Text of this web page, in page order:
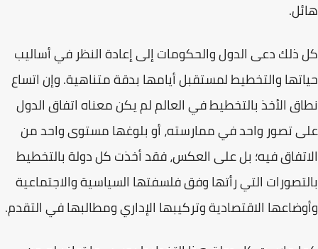
هائل.
كل ذلك دعى الدول والحكومات إلىإعادة النظر في أساليب
حياتهاوالتخطيط لمستقبل أيامها بدقة متناهية. وإن اتساع
نطاق الأخذ بالتخطيط في العالم لم يكن معناه اتفاق الدول
على تصور واحد في ممارسته، أو بلوغها مستوى واحد من
الاتفاق فيه؛ بل على العكس، فقد أخذت كل دولة بالتخطيط
بالتصورات التي رأتها وفقفلسفتها السياسية والاجتماعية
وأوضاعها الاقتصادية وتركيبها الإداري ومطالبها في التقدم.